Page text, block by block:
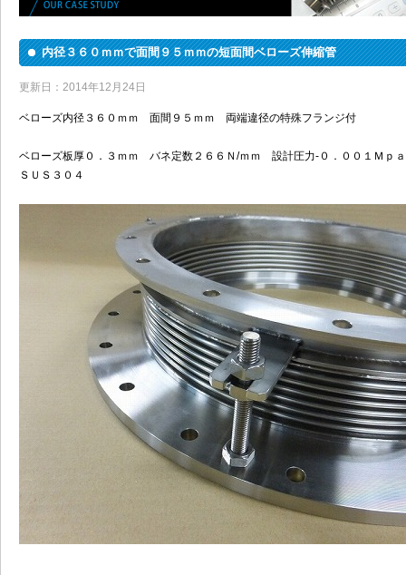
内径３６０ｍｍで面間９５ｍｍの短面間ベローズ伸縮管
更新日：2014年12月24日
ベローズ内径３６０ｍｍ 面間９５ｍｍ 両端違径の特殊フランジ付
ベローズ板厚０．３ｍｍ バネ定数２６６Ｎ/ｍｍ 設計圧力-０．００１Ｍｐ
ＳＵＳ３０４